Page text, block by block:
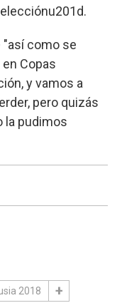
"así como se
Copas
y vamos a
pero quizás
la pudimos
2018